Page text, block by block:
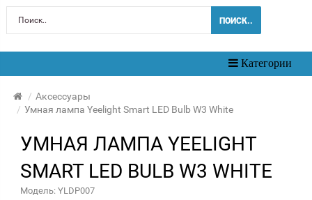
ПОИСК..
Toggle
navigation
Категории
Аксессуары
Умная лампа Yeelight Smart LED Bulb W3 White
УМНАЯ ЛАМПА YEELIGHT
SMART LED BULB W3 WHITE
Модель: YLDP007